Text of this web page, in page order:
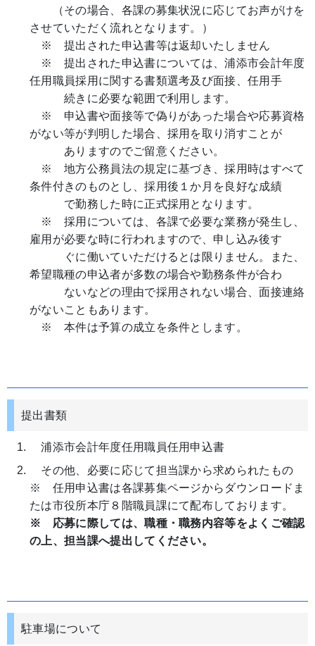
（その場合、各課の募集状況に応じてお声がけを
させていただく流れとなります。）
※ 提出された申込書等は返却いたしません
※ 提出された申込書については、浦添市会計年度
任用職員採用に関する書類選考及び面接、任用手
続きに必要な範囲で利用します。
※ 申込書や面接等で偽りがあった場合や応募資格
がない等が判明した場合、採用を取り消すことが
ありますのでご留意ください。
※ 地方公務員法の規定に基づき、採用時はすべて
条件付きのものとし、採用後１か月を良好な成績
で勤務した時に正式採用となります。
※ 採用については、各課で必要な業務が発生し、
雇用が必要な時に行われますので、申し込み後す
ぐに働いていただけるとは限りません。また、
希望職種の申込者が多数の場合や勤務条件が合わ
ないなどの理由で採用されない場合、面接連絡
がないこともあります。
※ 本件は予算の成立を条件とします。
提出書類
浦添市会計年度任用職員任用申込書
その他、必要に応じて担当課から求められたもの
※ 任用申込書は各課募集ページからダウンロードま
たは市役所本庁８階職員課にて配布しております。
※ 応募に際しては、職種・職務内容等をよくご確認
の上、担当課へ提出してください。
駐車場について